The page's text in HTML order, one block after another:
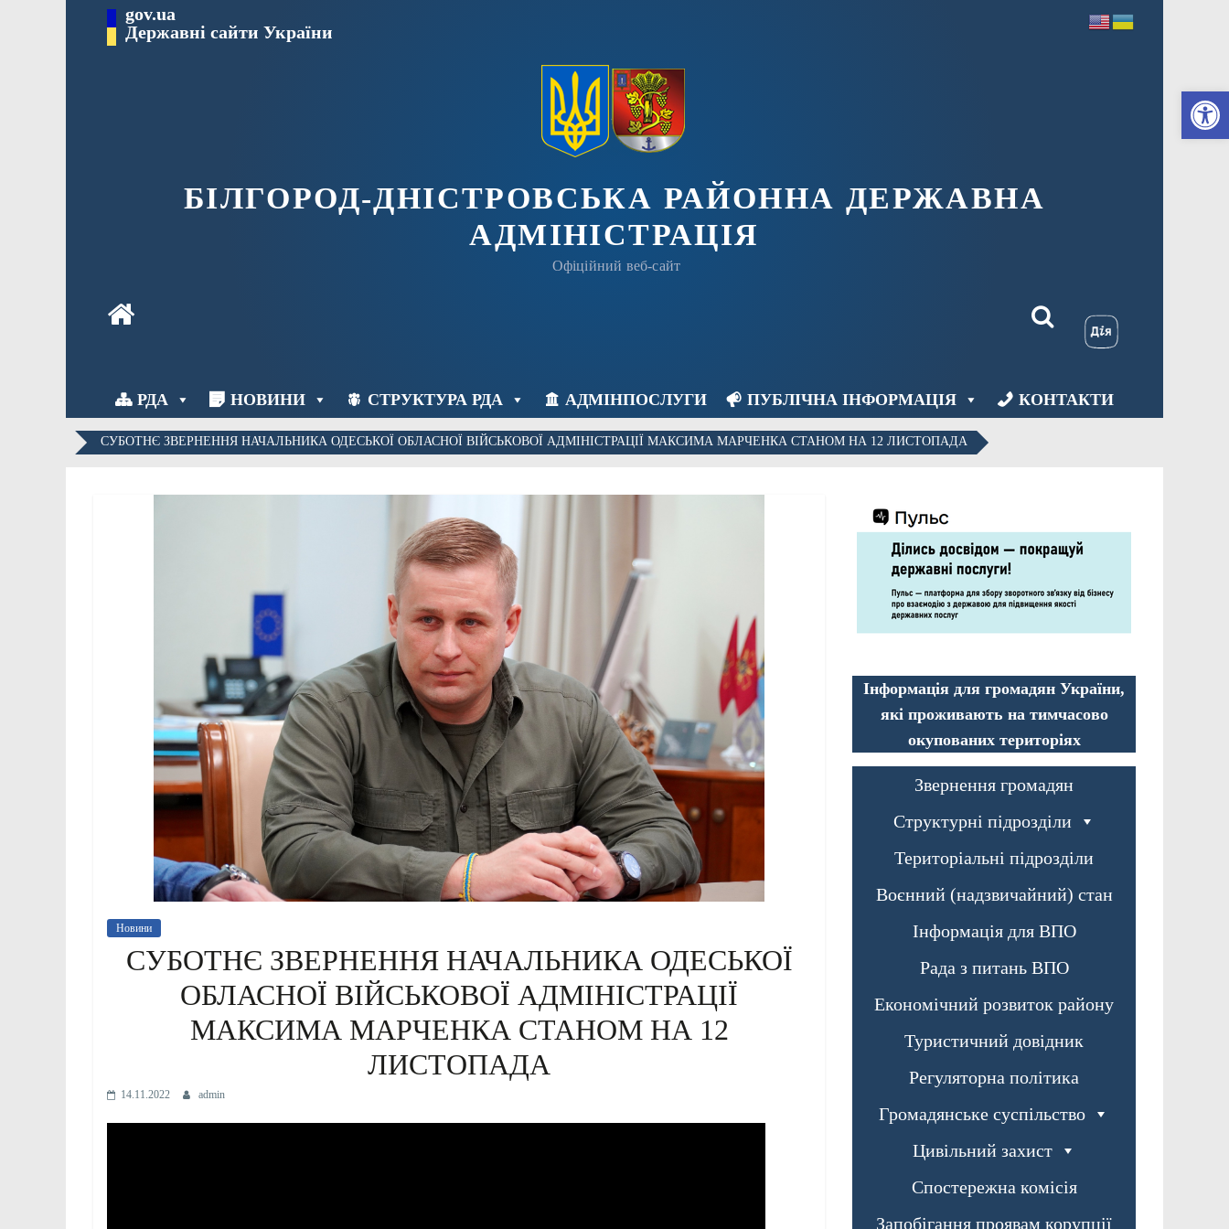
gov.ua
Державні сайти України
БІЛГОРОД-ДНІСТРОВСЬКА РАЙОННА ДЕРЖАВНА
АДМІНІСТРАЦІЯ
Офіційний веб-сайт
РДА НОВИНИ СТРУКТУРА РДА АДМІНПОСЛУГИ ПУБЛІЧНА ІНФОРМАЦІЯ КОНТАКТИ
СУБОТНЄ ЗВЕРНЕННЯ НАЧАЛЬНИКА ОДЕСЬКОЇ ОБЛАСНОЇ ВІЙСЬКОВОЇ АДМІНІСТРАЦІЇ МАКСИМА МАРЧЕНКА СТАНОМ НА 12 ЛИСТОПАДА
Новини
СУБОТНЄ ЗВЕРНЕННЯ НАЧАЛЬНИКА ОДЕСЬКОЇ
ОБЛАСНОЇ ВІЙСЬКОВОЇ АДМІНІСТРАЦІЇ
МАКСИМА МАРЧЕНКА СТАНОМ НА 12
ЛИСТОПАДА
14.11.2022 admin
Інформація для громадян України,
які проживають на тимчасово
окупованих територіях
Звернення громадян
Структурні підрозділи
Територіальні підрозділи
Воєнний (надзвичайний) стан
Інформація для ВПО
Рада з питань ВПО
Економічний розвиток району
Туристичний довідник
Регуляторна політика
Громадянське суспільство
Цивільний захист
Спостережна комісія
Запобігання проявам корупції